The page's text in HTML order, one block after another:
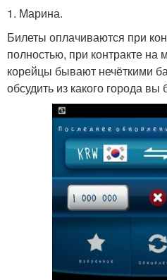
1. Марина.
Билеты оплачиваются при
полностью, при контракте на
корейцы бывают нечёткими
обсудить из какого города вы